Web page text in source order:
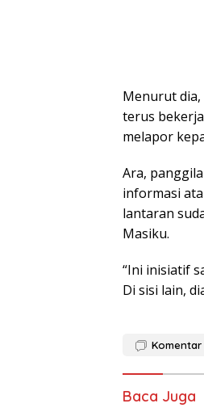
Menurut
terus
melapor
Ara,
informasi
lantaran
Masiku.
“Ini inisiatif
Di sisi lain,
Komentar
Baca Juga